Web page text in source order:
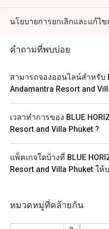
นโยบายการยกเลิกและแก้ไข
คำถามที่พบบ่อย
สามารถจองออนไลน์สำหรับ
Andamantra Resort and
เวลาทำการของ BLUE
Resort and Villa Phuket ?
แพ็คเกจใดบ้างที่ BLUE
Resort and Villa Phuket ให้
หมวดหมู่ที่คล้ายกัน